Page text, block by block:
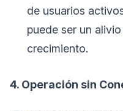
de usuarios
puede ser un
crecimiento.
4. Operación sin